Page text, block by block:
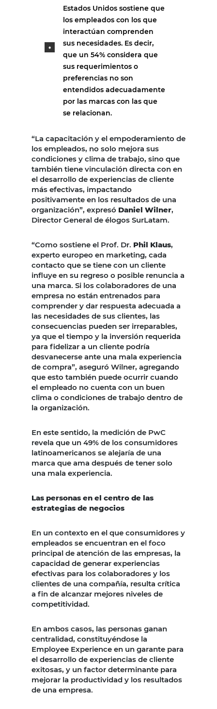
Estados Unidos sostiene que
los empleados con los que
interactúan comprenden
sus necesidades. Es decir,
que un 54% considera que
sus requerimientos o
preferencias no son
entendidos adecuadamente
por las marcas con las que
se relacionan.
“La capacitación y el empoderamiento de
los empleados, no solo mejora sus
condiciones y clima de trabajo, sino que
también tiene vinculación directa con en
el desarrollo de experiencias de cliente
más efectivas, impactando
positivamente en los resultados de una
organización”, expresó Daniel Wilner,
Director General de élogos SurLatam.
“Como sostiene el Prof. Dr. Phil Klaus,
experto europeo en marketing, cada
contacto que se tiene con un cliente
influye en su regreso o posible renuncia a
una marca. Si los colaboradores de una
empresa no están entrenados para
comprender y dar respuesta adecuada a
las necesidades de sus clientes, las
consecuencias pueden ser irreparables,
ya que el tiempo y la inversión requerida
para fidelizar a un cliente podría
desvanecerse ante una mala experiencia
de compra”, aseguró Wilner, agregando
que esto también puede ocurrir cuando
el empleado no cuenta con un buen
clima o condiciones de trabajo dentro de
la organización.
En este sentido, la medición de PwC
revela que un 49% de los consumidores
latinoamericanos se alejaría de una
marca que ama después de tener solo
una mala experiencia.
Las personas en el centro de las
estrategias de negocios
En un contexto en el que consumidores y
empleados se encuentran en el foco
principal de atención de las empresas, la
capacidad de generar experiencias
efectivas para los colaboradores y los
clientes de una compañía, resulta crítica
a fin de alcanzar mejores niveles de
competitividad.
En ambos casos, las personas ganan
centralidad, constituyéndose la
Employee Experience en un garante para
el desarrollo de experiencias de cliente
exitosas, y un factor determinante para
mejorar la productividad y los resultados
de una empresa.